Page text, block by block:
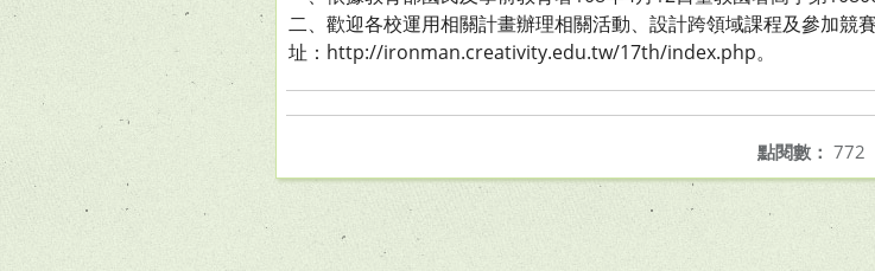
二、歡迎各校運用相關計畫辦理相關活動、設計跨領域課程及參加競
址：http://ironman.creativity.edu.tw/17th/index.php。
點閱數： 772